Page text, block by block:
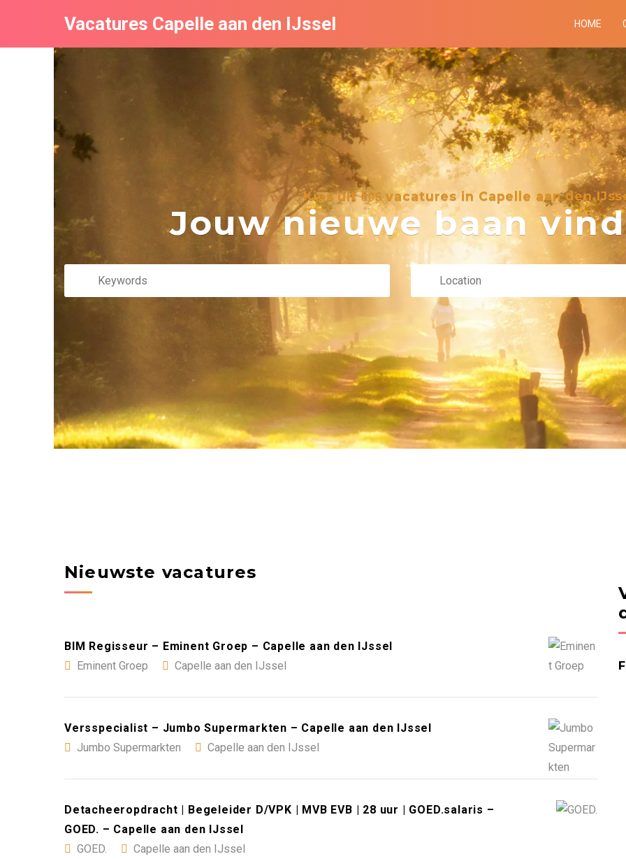
Vacatures Capelle aan den IJssel HOME
Kies uit806 vacatures in Capelle aan den
Jouw nieuwe baan
Nieuwste vacatures
BIM Regisseur – Eminent Groep – Capelle aan den IJssel
Eminent Groep
Capelle aan den IJssel
Versspecialist – Jumbo Supermarkten – Capelle aan den IJssel
Jumbo Supermarkten
Capelle aan den IJssel
Detacheeropdracht | Begeleider D/VPK | MVB EVB | 28 uur | GOED.salaris –
GOED. – Capelle aan den IJssel
GOED.
Capelle aan den IJssel